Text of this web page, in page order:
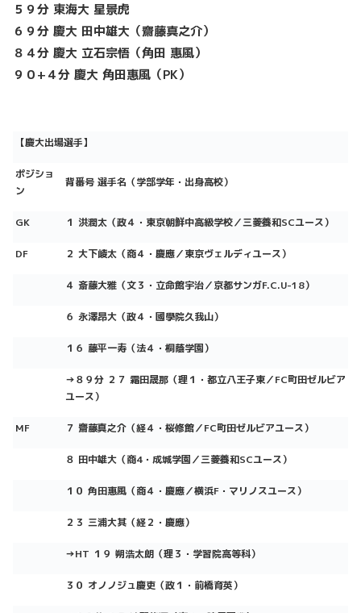
５９分 東海大 星景虎
６９分 慶大 田中雄大（齋藤真之介）
８４分 慶大 立石宗悟（角田 惠風）
９０+４分 慶大 角田惠風（PK）
【慶大出場選手】
ポジショ
ン
背番号 選手名（学部学年・出身高校）
GK １ 洪潤太（政４・東京朝鮮中高級学校／三菱養和SCユース）
DF ２ 大下崚太（商４・慶應／東京ヴェルディユース）
４ 斎藤大雅（文３・立命館宇治／京都サンガF.C.U-18）
６ 永澤昂大（政４・國學院久我山）
１６ 藤平一寿（法４・桐蔭学園）
→８９分 ２７ 霜田晟那（理１・都立八王子東／FC町田ゼルビア
ユース）
MF ７ 齋藤真之介（経４・桜修館／FC町田ゼルビアユース）
８ 田中雄大（商4・成城学園／三菱養和SCユース）
１０ 角田惠風（商４・慶應／横浜F・マリノスユース）
２３ 三浦大其（経２・慶應）
→HT １９ 朔浩太朗（理３・学習院高等科）
３０ オノノジュ慶吏（政１・前橋育英）